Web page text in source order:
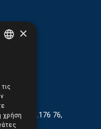
Τ.Κ.176 76,
×
χρήση